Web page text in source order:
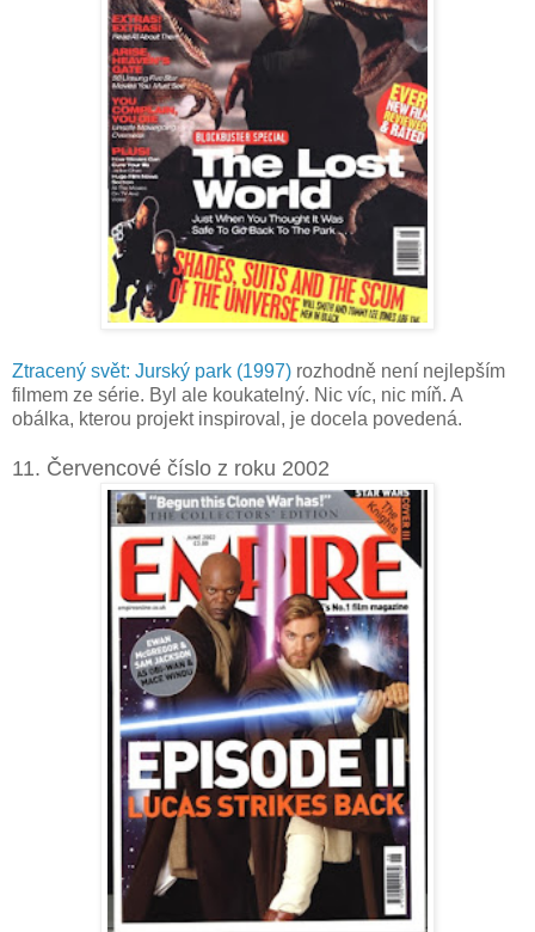
Ztracený svět: Jurský park (1997) rozhodně není nejlepším
filmem ze série. Byl ale koukatelný. Nic víc, nic míň. A
obálka, kterou projekt inspiroval, je docela povedená.
11. Červencové číslo z roku 2002